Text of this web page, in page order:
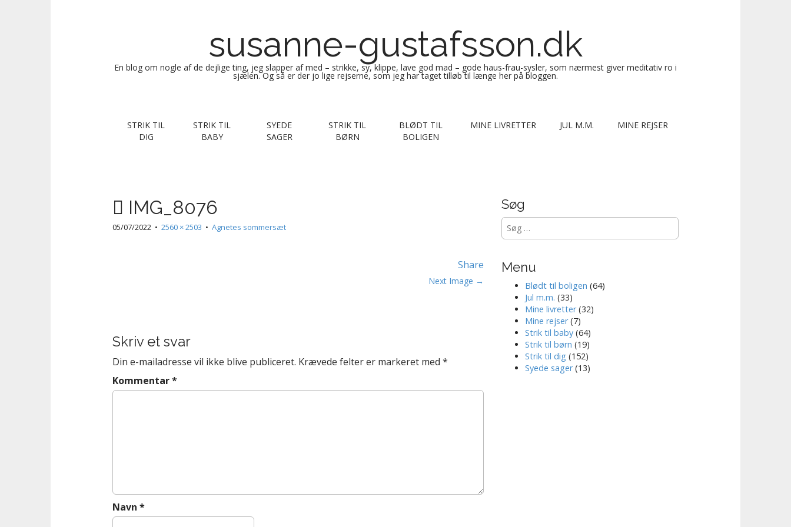
susanne-gustafsson.dk
En blog om nogle af de dejlige ting, jeg slapper af med – strikke, sy, klippe, lave god mad – gode haus-frau-sysler, som nærmest giver meditativ ro i
sjælen. Og så er der jo lige rejserne, som jeg har taget tilløb til længe her på bloggen.
e
n
u
c
o
n
STRIK TIL
DIG
STRIK TIL
BABY
SYEDE
SAGER
STRIK TIL
BØRN
BLØDT TIL
BOLIGEN
MINE LIVRETTER JUL M.M. MINE REJSER
IMG_8076
05/07/2022 • 2560 × 2503 • Agnetes sommersæt
Share
n
a
v
i
Next Image →
Skriv et svar
Din e-mailadresse vil ikke blive publiceret. Krævede felter er markeret med *
Kommentar*
Navn *
Søg
Søg
efter:
Menu
Blødt til boligen (64)
Jul m.m. (33)
Mine livretter(32)
Mine rejser(7)
Strik til baby (64)
Strik til børn (19)
Strik til dig (152)
Syede sager(13)